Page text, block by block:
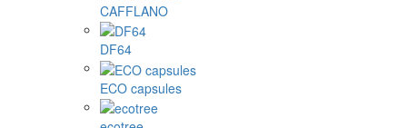
CAFFLANO
DF64
ECO capsules